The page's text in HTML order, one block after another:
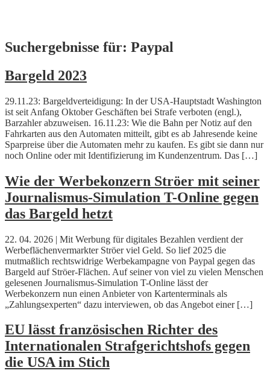
Skip
to
Suchergebnisse für: Paypal
Bargeld 2023
29.11.23: Bargeldverteidigung: In der USA-Hauptstadt Washington
ist seit Anfang Oktober Geschäften bei Strafe verboten (engl.),
Barzahler abzuweisen. 16.11.23: Wie die Bahn per Notiz auf den
Fahrkarten aus den Automaten mitteilt, gibt es ab Jahresende keine
Sparpreise über die Automaten mehr zu kaufen. Es gibt sie dann nur
noch Online oder mit Identifizierung im Kundenzentrum. Das […]
Wie der Werbekonzern Ströer mit seiner
Journalismus-Simulation T-Online gegen
das Bargeld hetzt
22. 04. 2026 | Mit Werbung für digitales Bezahlen verdient der
Werbeflächenvermarkter Ströer viel Geld. So lief 2025 die
mutmaßlich rechtswidrige Werbekampagne von Paypal gegen das
Bargeld auf Ströer-Flächen. Auf seiner von viel zu vielen Menschen
gelesenen Journalismus-Simulation T-Online lässt der
Werbekonzern nun einen Anbieter von Kartenterminals als
„Zahlungsexperten“ dazu interviewen, ob das Angebot einer […]
EU lässt französischen Richter des
Internationalen Strafgerichtshofs gegen
die USA im Stich